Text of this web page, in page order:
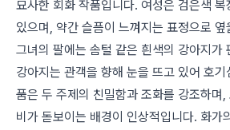
묘사한 회화 작품입니다. 여성은 검은색
있으며, 약간 슬픔이 느껴지는 표정으로
그녀의 팔에는 솜털 같은 흰색의 강아지가
강아지는 관객을 향해 눈을 뜨고 있어 호
품은 두 주제의 친밀함과 조화를 강조하며
비가 돋보이는 배경이 인상적입니다. 화가